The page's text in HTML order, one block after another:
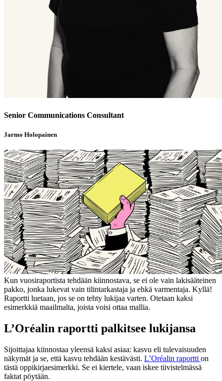
Senior Communications Consultant
Jarmo Holopainen
Kun vuosiraportista tehdään kiinnostava, se ei ole vain lakisääteinen
pakko, jonka lukevat vain tilintarkastaja ja ehkä varmentaja. Kyllä!
Raportti luetaan, jos se on tehty lukijaa varten. Otetaan kaksi
esimerkkiä maailmalta, joista voisi ottaa mallia.
L’Oréalin raportti palkitsee lukijansa
Sijoittajaa kiinnostaa yleensä kaksi asiaa: kasvu eli tulevaisuuden
näkymät ja se, että kasvu tehdään kestävästi. L’Oréalin raportti on
tästä oppikirjaesimerkki. Se ei kiertele, vaan iskee tiivistelmässä
faktat pöytään.